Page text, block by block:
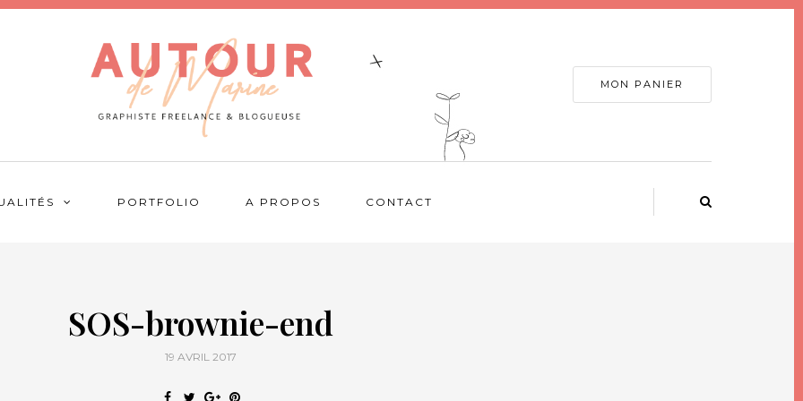
MON PANIER
PORTFOLIO A PROPOS CONTACT
SOS-brownie-end
19 AVRIL 2017